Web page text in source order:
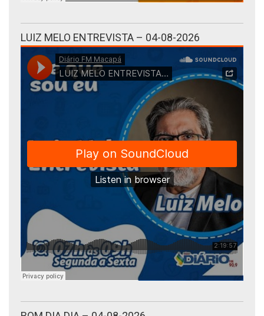
LUIZ MELO ENTREVISTA – 04-08-2026